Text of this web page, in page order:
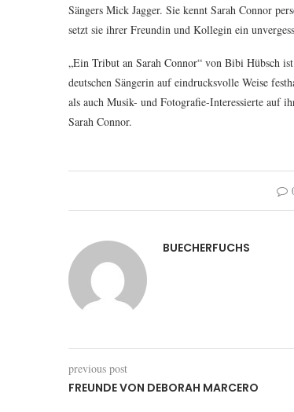
Sängers Mick Jagger. Sie kennt Sarah Connor
setzt sie ihrer Freundin und Kollegin ein
„Ein Tribut an Sarah Connor“ von Bibi Hübsch
deutschen Sängerin auf eindrucksvolle Weise
als auch Musik- und Fotografie-Interessierte auf
Sarah Connor.
BUECHERFUCHS
previous post
FREUNDE VON DEBORAH MARCERO